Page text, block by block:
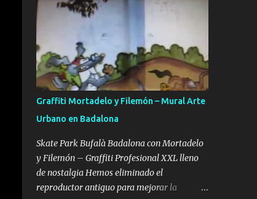
piezas realistas sobre vagones de tren,
camiones y paredes de todo el mundo,
convirtiéndose en la mejor alternativa a los
bocetos en papel y una forma increíble de
practicar desde casa con el ordenador.
Gracias a su motor gráfico sencillo pero
eficaz, ofrece una sensación de profundidad
y textura que pocos simuladores gratuitos
han logrado igualar hasta la fecha. Lo que
hace especial a este simulador es su
capacidad para replicar la experiencia de
pintar en la calle con un realismo
sorprendente. Es ideal tanto para escritores
Graffiti Mortadelo y Filemón – Mural Arte
Urbano en Badalona
Skate Park Bufalà Badalona con Mortadelo
y Filemón – Graffiti Profesional XXL lleno
de nostalgia Hemos eliminado el
reproductor antiguo para mejorar la